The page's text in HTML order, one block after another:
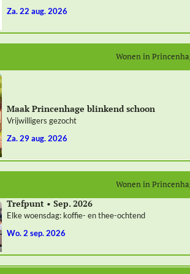
za. 22 aug. 2026
Wonen in
Maak Princenhage blinkend schoon
Vrijwilligers gezocht
za. 29 aug. 2026
Wonen in
Trefpunt • Sep. 2026
Elke woensdag: koffie- en thee-ochtend
wo. 2 sep. 2026